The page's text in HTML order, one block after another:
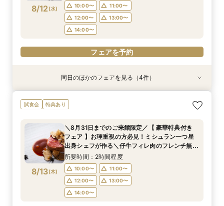
19:00〜
フェアを予約
14:00〜
フェアを予約
19:00〜
フェアを予約
フェアを予約
8/12(水) 10:00〜
11:00〜
12:00〜
13:00〜
14:00〜
フェアを予約
特典あり
8/12(水)
＼8月31日までのご来館限定／【 豪華特典付き
フェア 】お理重視の方必見！ミシュラン一つ星
試食／ 不安解消* お2人安心相談会も◎
所要時間：2時間程度
15:00〜
16:00〜
17:00〜
18:00〜
19:00〜
フェアを予約
特典あり
8/12(水)
【限定BIGフェア】お料理重視の方必見！ ミシュ
ラン一つ星出身シェフが作る 仔牛フィレ肉のフ
談会も
所要時間：2時間程度
10:00〜
11:00〜
12:00〜
13:00〜
14:00〜
フェアを予約
特典あり
8/12(水)
【限定BIGフェア】お料理重視の方必見！ ミシュ
ラン一つ星出身シェフが作る 仔牛フィレ肉のフ
談会も
所要時間：2時間程度
15:00〜
16:00〜
17:00〜
18:00〜
19:00〜
フェアを予約
特典あり
8/12(水)
【お仕事帰りのお二人へ♪】美食フレンチも食べ
れる、90分クイック相談会！
18:00〜
19:00〜
20:00〜
フェアを予約
同日のほかのフェアを見る（4件）
試食会 特典あり
8/13(木)
＼8月31日までのご来館限定／【 豪華特典付き
フェア 】お理重視の方必見！ミシュラン一つ星
出身シェフが作る＼仔牛フィレ肉のフレンチ無料
試食／ 不安解消* お2人安心相談会も◎
所要時間：2時間程度
10:00〜
11:00〜
12:00〜
13:00〜
14:00〜